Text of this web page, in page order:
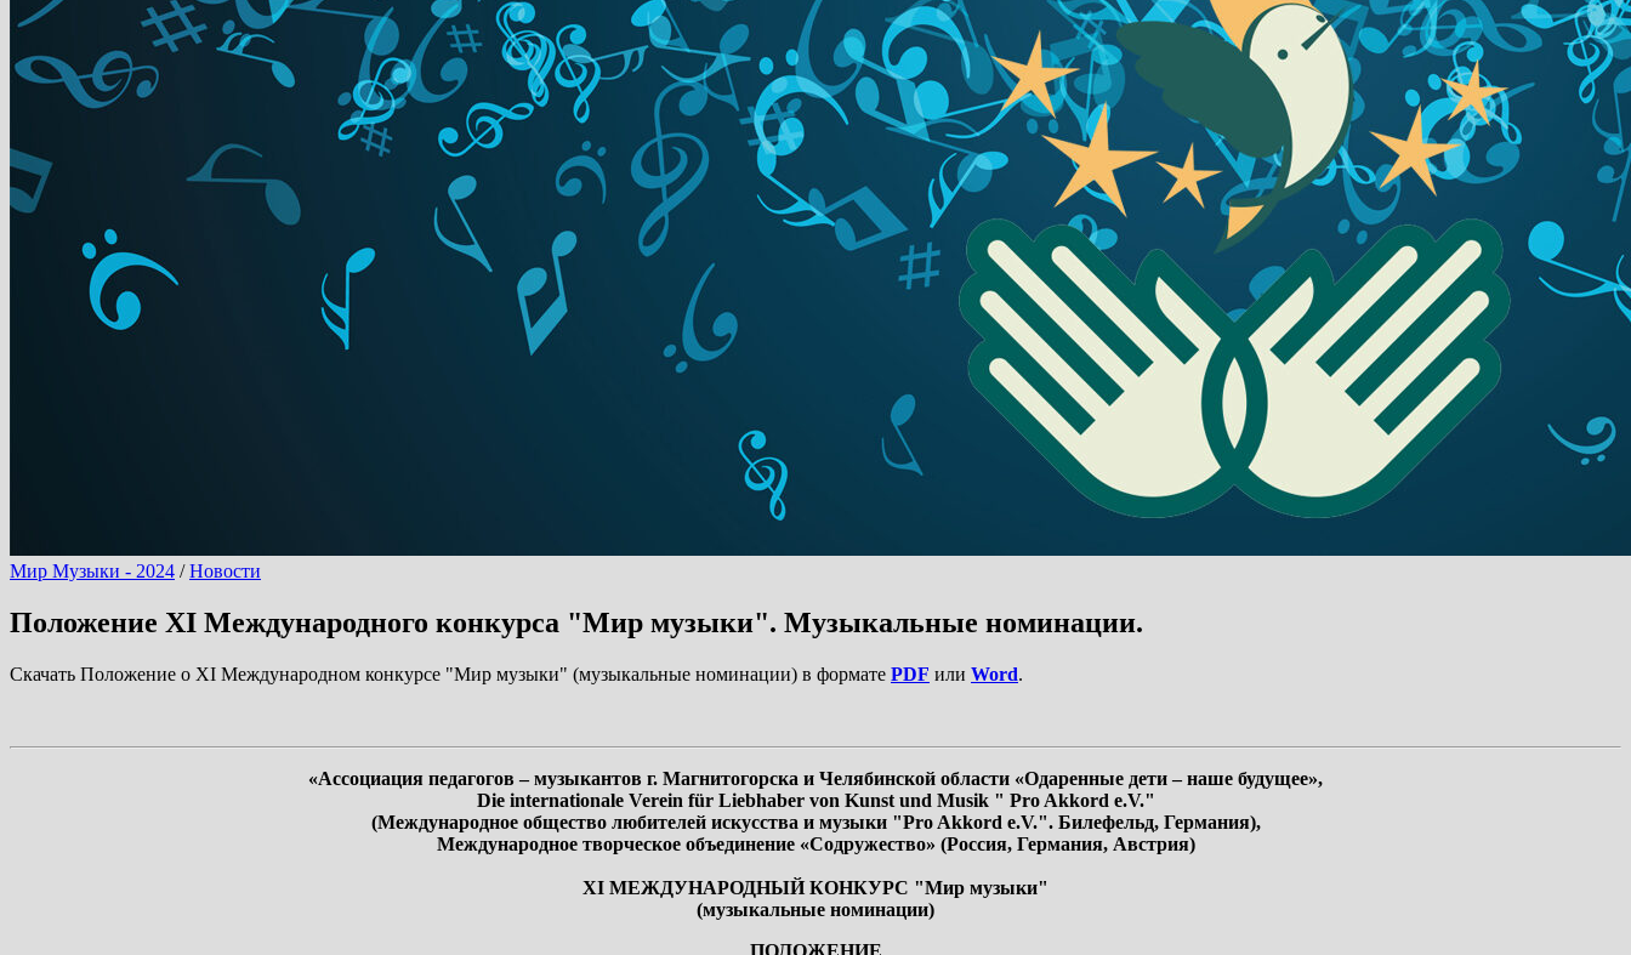
Мир Музыки - 2024 /Новости
Положение XI Международного конкурса "Мир музыки". Музыкальные номинации.
Скачать Положение о XI Международном конкурсе "Мир музыки" (музыкальные номинации) в формате PDF или Word.
«Ассоциация педагогов – музыкантов г. Магнитогорска и Челябинской области «Одаренные дети – наше будущее»,
Die internationale Verein für Liebhaber von Kunst und Musik " Pro Akkord e.V."
(Международное общество любителей искусства и музыки "Pro Akkord e.V.". Билефельд, Германия),
Международное творческое объединение «Содружество» (Россия, Германия, Австрия)
XI МЕЖДУНАРОДНЫЙ КОНКУРС "Мир музыки"
(музыкальные номинации)
ПОЛОЖЕНИЕ